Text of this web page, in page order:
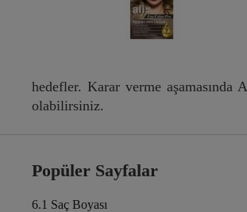
hedefler. Karar verme
olabilirsiniz.
Popüler Sayfalar
6.1 Saç Boyası